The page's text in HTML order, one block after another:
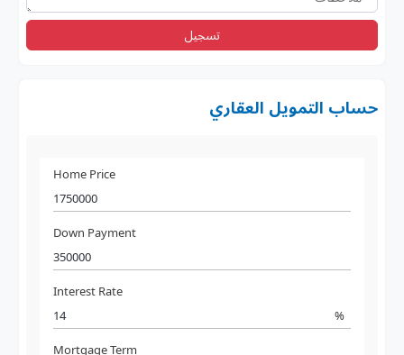
تسجيل
حساب التمويل العقاري
Home Price
Down Payment
Interest Rate
%
Mortgage Term